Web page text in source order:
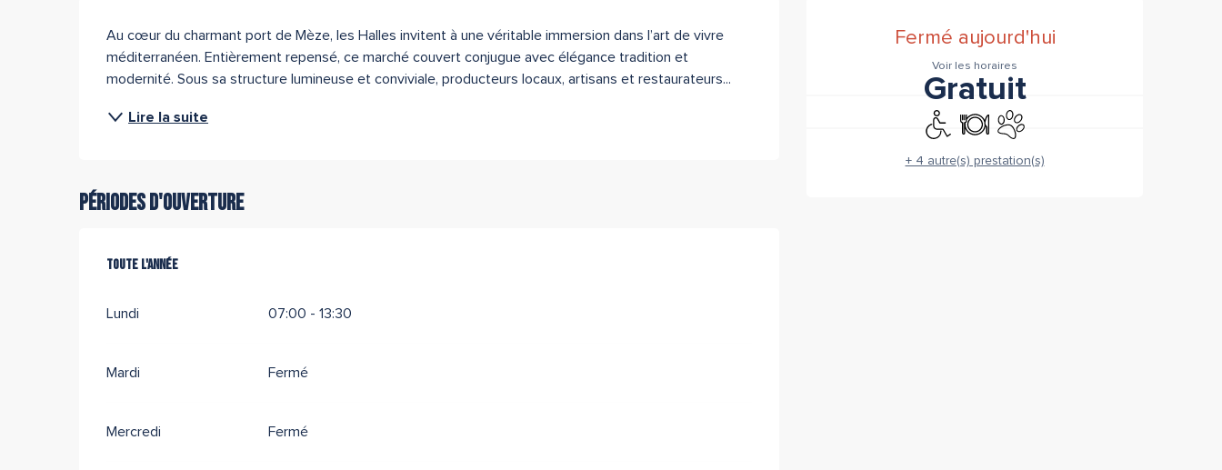
Ouverture et coordonnées
Fermé aujourd'hui
Voir les horaires
Gratuit
Accès handicapés
RestaurantAnimaux acceptés
+ 4 autre(s) prestation(s)
Description
Au cœur du charmant port de Mèze, les Halles invitent à une véritable immersion dans l’art de vivre
méditerranéen. Entièrement repensé, ce marché couvert conjugue avec élégance tradition et
modernité. Sous sa structure lumineuse et conviviale, producteurs locaux, artisans et restaurateurs...
Lire la suite
Périodes d'ouverture
Toute l'année
Toute l'année
Lundi 07:00 - 13:30
Mardi Fermé
Mercredi Fermé